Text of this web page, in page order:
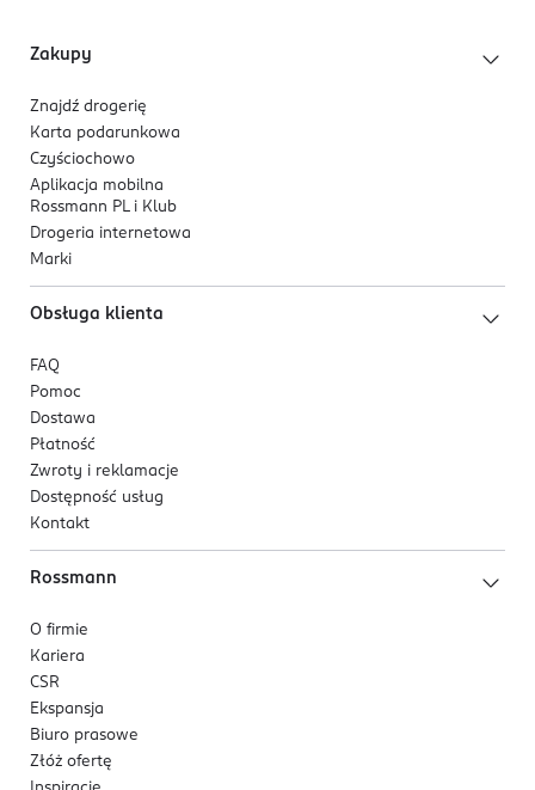
office@emarba.com
684512300
PL-Polska
Kod EAN
5 902230 519862
Zakupy
Znajdź drogerię
Karta podarunkowa
Czyściochowo
Aplikacja mobilna
Rossmann PL i Klub
Drogeria internetowa
Marki
Obsługa klienta
FAQ
Pomoc
Dostawa
Płatność
Zwroty i reklamacje
Dostępność usług
Kontakt
Rossmann
O firmie
Kariera
CSR
Ekspansja
Biuro prasowe
Złóż ofertę